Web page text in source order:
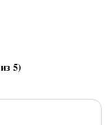
из 5)